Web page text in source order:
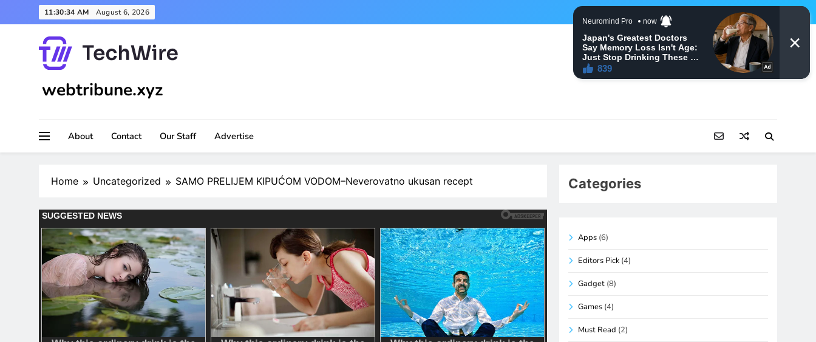
to
11:30:36 AM August 6, 2026
webtribune.xyz
About Contact Our Staff Advertise
Home Uncategorized SAMO PRELIJEM KIPUĆOM VODOM–Neverovatno ukusan recept Categories
Apps (6)
Editors Pick (4)
Gadget (8)
Games (4)
Must Read (2)